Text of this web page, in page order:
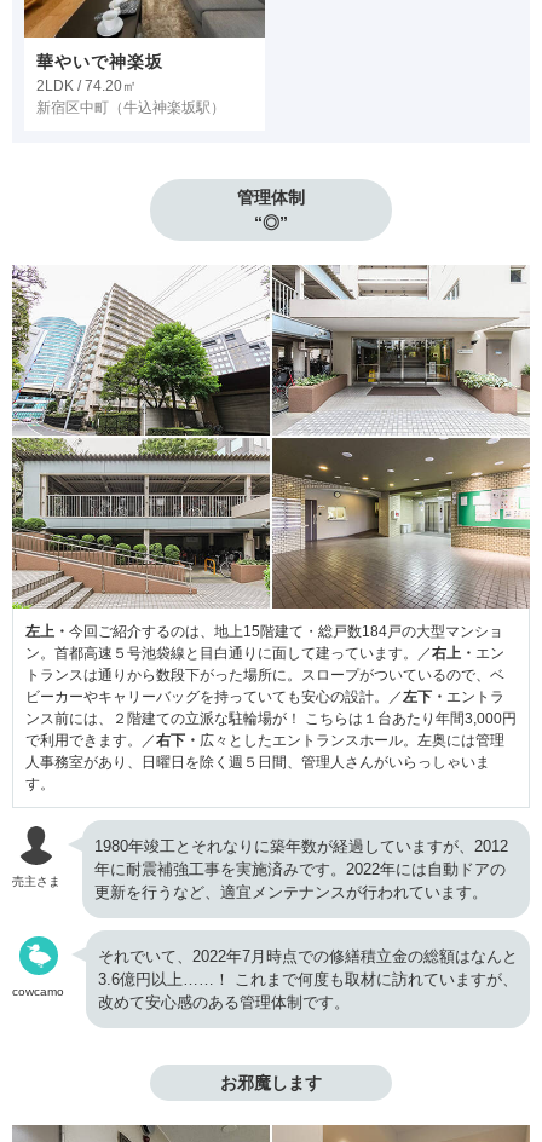
華やいで神楽坂
2LDK / 74.20㎡
新宿区中町 （牛込神楽坂駅）
管理体制
“◎”
左上・ 今回ご紹介するのは、地上15階建て・総戸数184戸の大型マンショ
ン。首都高速５号池袋線と目白通りに面して建っています。／右上・ エン
トランスは通りから数段下がった場所に。スロープがついているので、ベ
ビーカーやキャリーバッグを持っていても安心の設計。／左下・ エントラ
ンス前には、２階建ての立派な駐輪場が！ こちらは１台あたり年間3,000円
で利用できます。／右下・ 広々としたエントランスホール。左奥には管理
人事務室があり、日曜日を除く週５日間、管理人さんがいらっしゃいま
す。
売主さま
1980年竣工とそれなりに築年数が経過していますが、2012
年に耐震補強工事を実施済みです。2022年には自動ドアの
更新を行うなど、適宜メンテナンスが行われています。
cowcamo
それでいて、2022年7月時点での修繕積立金の総額はなんと
3.6億円以上……！ これまで何度も取材に訪れていますが、
改めて安心感のある管理体制です。
お邪魔します